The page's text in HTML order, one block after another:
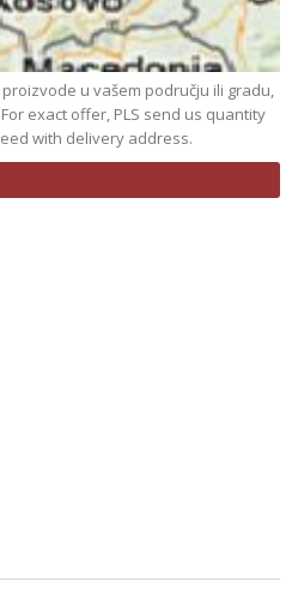
u vašem području ili gradu,
exact offer, PLS send us quantity
with delivery address.